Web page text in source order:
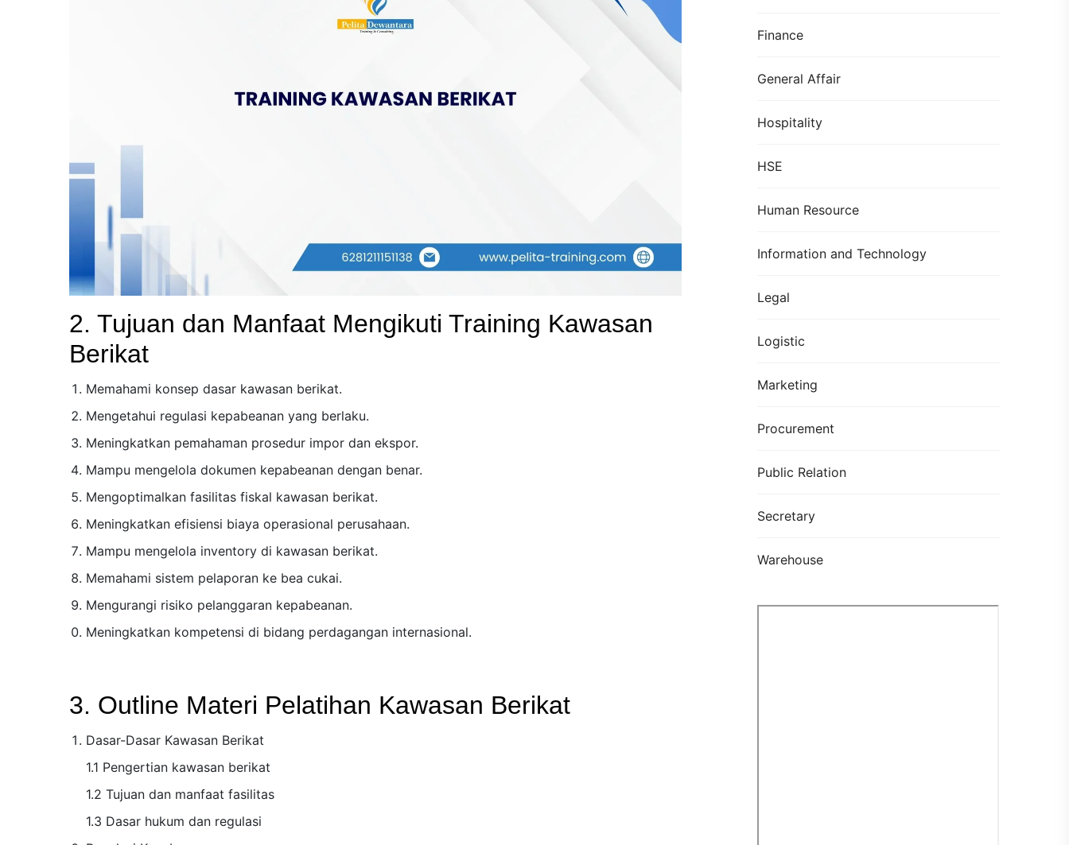
Finance
General Affair
Hospitality
HSE
Human Resource
Information and Technology
Legal
Logistic
Marketing
Procurement
Public Relation
Secretary
Warehouse
2. Tujuan dan Manfaat Mengikuti Training Kawasan
Berikat
Memahami konsep dasar kawasan berikat.
Mengetahui regulasi kepabeanan yang berlaku.
Meningkatkan pemahaman prosedur impor dan ekspor.
Mampu mengelola dokumen kepabeanan dengan benar.
Mengoptimalkan fasilitas fiskal kawasan berikat.
Meningkatkan efisiensi biaya operasional perusahaan.
Mampu mengelola inventory di kawasan berikat.
Memahami sistem pelaporan ke bea cukai.
Mengurangi risiko pelanggaran kepabeanan.
Meningkatkan kompetensi di bidang perdagangan internasional.
3. Outline Materi Pelatihan Kawasan Berikat
Dasar-Dasar Kawasan Berikat
1.1 Pengertian kawasan berikat
1.2 Tujuan dan manfaat fasilitas
1.3 Dasar hukum dan regulasi